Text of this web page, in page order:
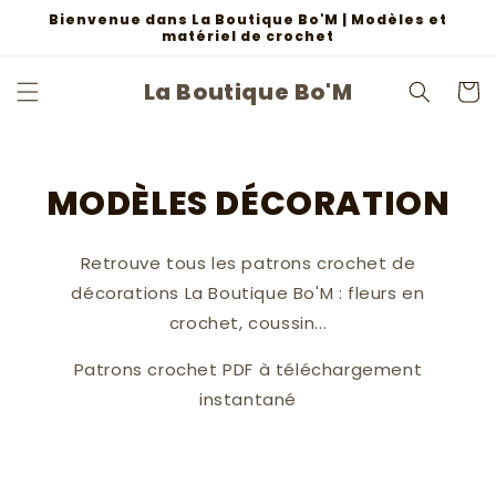
passer
Bienvenue dans La Boutique Bo'M | Modèles et
matériel de crochet
La Boutique Bo'M Panier
MODÈLES DÉCORATION
Retrouve tous les patrons crochet de
décorations La Boutique Bo'M : fleurs en
crochet, coussin...
Patrons crochet PDF à téléchargement
instantané